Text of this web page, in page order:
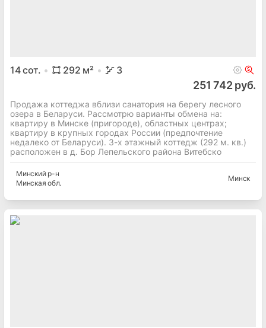
14сот. 292 м² 3
251 742 руб.
Продажа коттеджа вблизи санатория на берегу лесного
озера в Беларуси. Рассмотрю варианты обмена на:
квартиру в Минске (пригороде), областных центрах;
квартиру в крупных городах России (предпочтение
недалеко от Беларуси). 3-х этажный коттедж (292 м. кв.)
расположен в д. Бор Лепельского района Витебско
Минскийр-н
Минская обл.
Минск